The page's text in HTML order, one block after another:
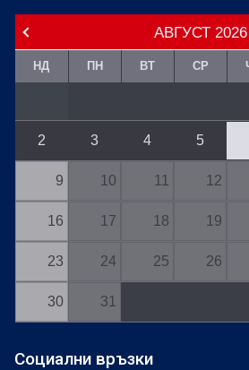
АВГУСТ 2026
НД ПН ВТ СР
2 3 4 5
9 10 11 12
16 17 18 19
23 24 25 26
30 31
Социални връзки